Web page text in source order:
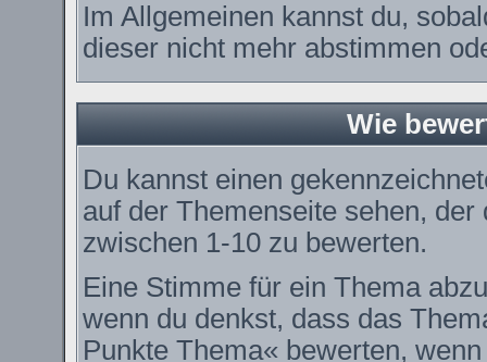
Im Allgemeinen kannst du,
dieser nicht mehr abstimmen
Wie
Du kannst einen
auf der Themenseite sehen,
zwischen 1-10 zu bewerten.
Eine Stimme für ein Thema
wenn du denkst, dass das
Punkte Thema« bewerten,